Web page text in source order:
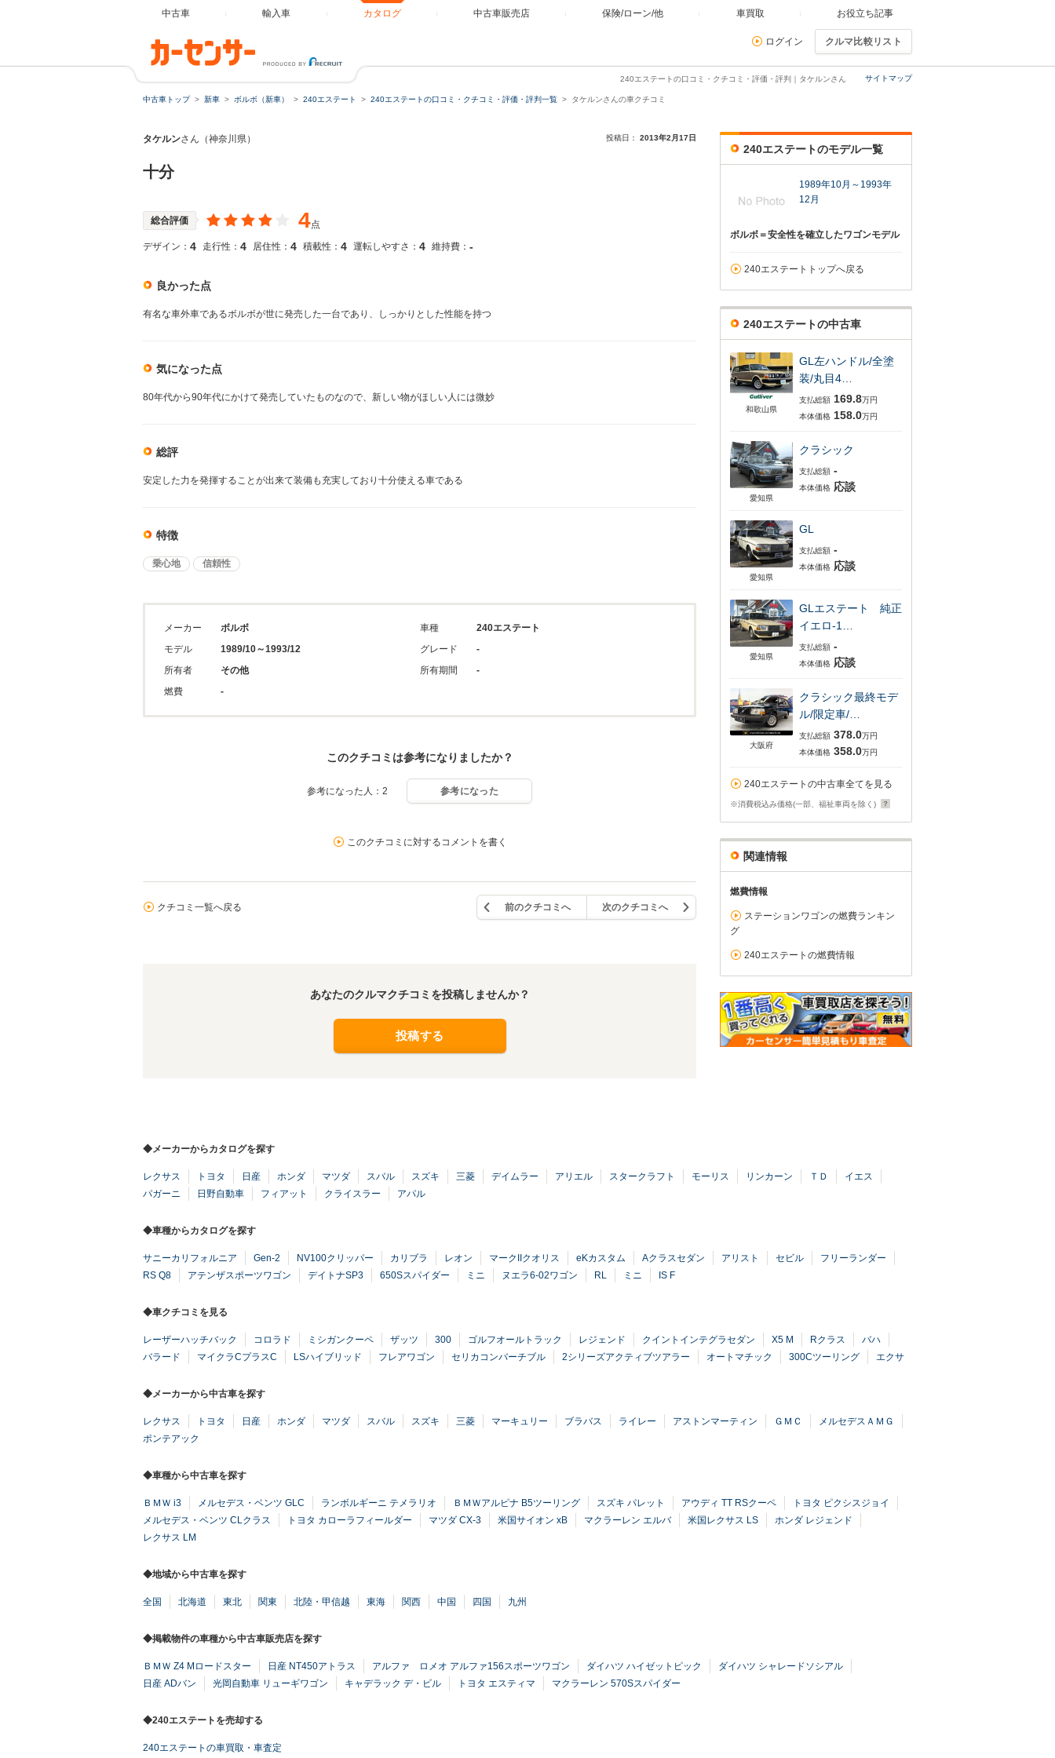
中古車 輸入車 カタログ 中古車販売店 保険/ローン/他 車買取 お役立ち記事
ログイン クルマ比較リスト
サイトマップ
240エステートの口コミ・クチコミ・評価・評判｜タケルンさん
中古車トップ 新車 ボルボ（新車） 240エステート 240エステートの口コミ・クチコミ・評価・評判一覧 タケルンさんの車クチコミ
タケルンさん（神奈川県） 投稿日： 2013年2月17日
十分
総合評価 4点
デザイン： 4 走行性： 4 居住性： 4 積載性： 4 運転しやすさ： 4 維持費： -
良かった点
有名な車外車であるボルボが世に発売した一台であり、しっかりとした性能を持つ
気になった点
80年代から90年代にかけて発売していたものなので、新しい物がほしい人には微妙
総評
安定した力を発揮することが出来て装備も充実しており十分使える車である
特徴
乗心地 信頼性
メーカー
ボルボ
モデル
1989/10～1993/12
所有者
その他
燃費
-
車種
240エステート
グレード
-
所有期間
-
このクチコミは参考になりましたか？
参考になった人：2 参考になった
このクチコミに対するコメントを書く
クチコミ一覧へ戻る 前のクチコミへ 次のクチコミへ
あなたのクルマクチコミを投稿しませんか？
投稿する
240エステートのモデル一覧
1989年10月～1993年
12月
ボルボ＝安全性を確立したワゴンモデル
240エステートトップへ戻る
240エステートの中古車
和歌山県
GL左ハンドル/全塗
装/丸目4…
支払総額 169.8万円
本体価格 158.0万円
愛知県
クラシック
支払総額 -
本体価格 応談
愛知県
GL
支払総額 -
本体価格 応談
愛知県
GLエステート 純正
イエロ-1…
支払総額 -
本体価格 応談
大阪府
クラシック最終モデ
ル/限定車/…
支払総額 378.0万円
本体価格 358.0万円
240エステートの中古車全てを見る
※消費税込み価格(一部、福祉車両を除く)
関連情報
燃費情報
ステーションワゴンの燃費ランキン
グ
240エステートの燃費情報
◆メーカーからカタログを探す
レクサス トヨタ 日産 ホンダ マツダ スバル スズキ 三菱 デイムラー アリエル スタークラフト モーリス リンカーン ＴＤ
イエス
パガーニ
日野自動車 フィアット クライスラー アパル
◆車種からカタログを探す
サニーカリフォルニア Gen-2 NV100クリッパー カリブラ レオン マークIIクオリス eKカスタム Aクラスセダン アリスト セビル
フリーランダー
RS Q8
アテンザスポーツワゴン デイトナSP3 650Sスパイダー ミニ ヌエラ6-02ワゴン RL ミニ IS F
◆車クチコミを見る
レーザーハッチバック コロラド ミシガンクーペ ザッツ 300 ゴルフオールトラック レジェンド クイントインテグラセダン X5 M Rクラス
バハ
バラード
マイクラCプラスC LSハイブリッド フレアワゴン セリカコンバーチブル 2シリーズアクティブツアラー オートマチック 300Cツーリング エクサ
◆メーカーから中古車を探す
レクサス トヨタ 日産 ホンダ マツダ スバル スズキ 三菱 マーキュリー ブラバス ライレー アストンマーティン ＧＭＣ
メルセデスＡＭＧ
ポンテアック
◆車種から中古車を探す
ＢＭＷ i3 メルセデス・ベンツ GLC ランボルギーニ テメラリオ ＢＭＷアルピナ B5ツーリング スズキ パレット アウディ TT RSクーペ
トヨタ ピクシスジョイ
メルセデス・ベンツ CLクラス
トヨタ カローラフィールダー マツダ CX-3 米国サイオン xB マクラーレン エルバ 米国レクサス LS
ホンダ レジェンド
レクサス LM
◆地域から中古車を探す
全国 北海道 東北 関東 北陸・甲信越 東海 関西 中国 四国 九州
◆掲載物件の車種から中古車販売店を探す
ＢＭＷ Z4 Mロードスター 日産 NT450アトラス アルファ ロメオ アルファ156スポーツワゴン ダイハツ ハイゼットピック
ダイハツ シャレードソシアル
日産 ADバン
光岡自動車 リューギワゴン キャデラック デ・ビル トヨタ エスティマ マクラーレン 570Sスパイダー
◆240エステートを売却する
240エステートの車買取・車査定